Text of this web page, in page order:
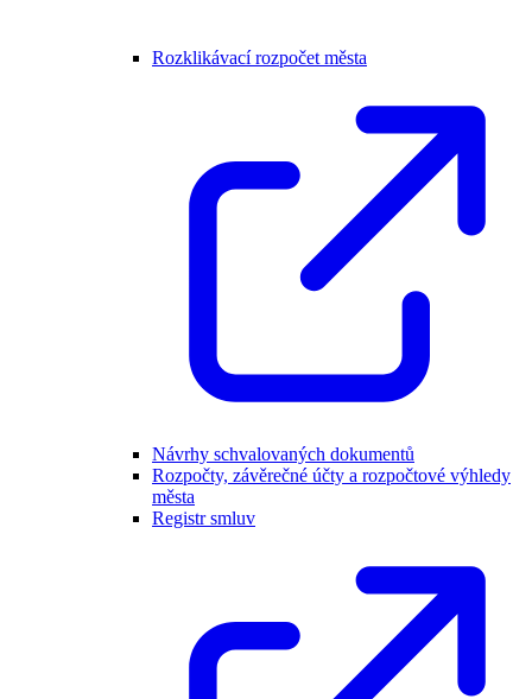
Rozklikávací rozpočet města
Návrhy schvalovaných dokumentů
Rozpočty, závěrečné účty a rozpočtové výhledy
města
Registr smluv